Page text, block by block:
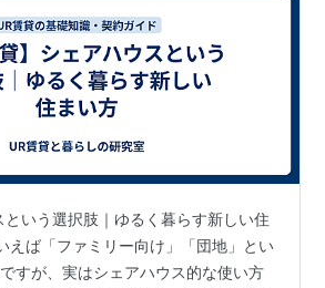
という選択肢｜ゆるく暮らす新しい住
えば「ファミリー向け」「団地」とい
すが、実はシェアハウス的な使い方